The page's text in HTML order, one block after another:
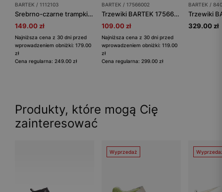
BARTEK / 1112103
Srebrno-czarne trampki BARTEK 1112103
149.00 zł
Najniższa cena z 30 dni przed
wprowadzeniem obniżki: 179.00
zł
Cena regularna: 249.00 zł
BARTEK / 17566002
Trzewiki BARTEK 17566002, dla dziewcząt, granatowo-srebrny
109.00 zł
Najniższa cena z 30 dni przed
wprowadzeniem obniżki: 119.00
zł
Cena regularna: 299.00 zł
BARTEK /
329.00 zł
Produkty, które mogą Cię
zainteresować
Wyprzedaż